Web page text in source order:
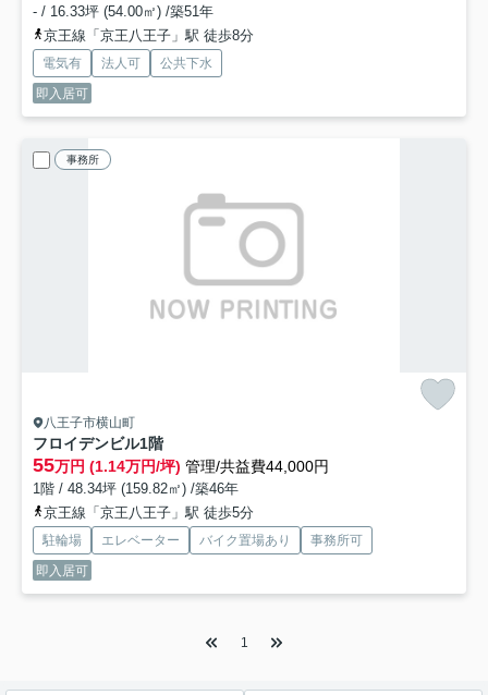
- / 16.33坪 (54.00㎡) /築51年
京王線「京王八王子」駅 徒歩8分
電気有 法人可
公共下水
即入居可
事務所
八王子市横山町
フロイデンビル1階
55万円 (1.14万円/坪) 管理/共益費44,000円
1階 / 48.34坪 (159.82㎡) /築46年
京王線「京王八王子」駅 徒歩5分
駐輪場 エレベーター バイク置場あり
事務所可
即入居可
1